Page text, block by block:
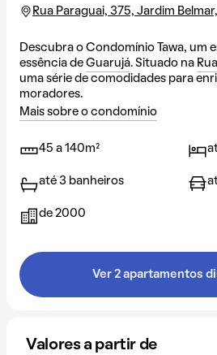
Rua Paraguai, 375, Jardim
Descubra o Condomínio Tawa, um
essência de Guarujá. Situado na
uma série de comodidades para
moradores.
Mais sobre o condomínio
45 a 140m²
até 3 banheiros
de 2000
Ver 2 apartamentos
Valores a partir de